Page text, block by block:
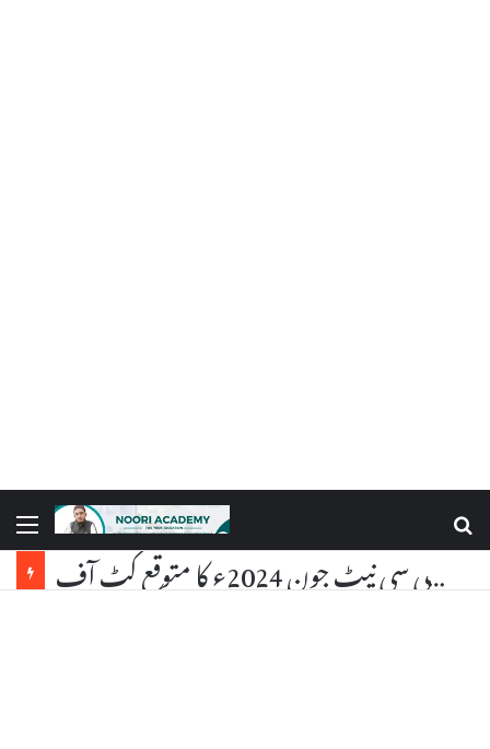
یو جی سی نیٹ جون 2024ء کا متوقع کٹ آف